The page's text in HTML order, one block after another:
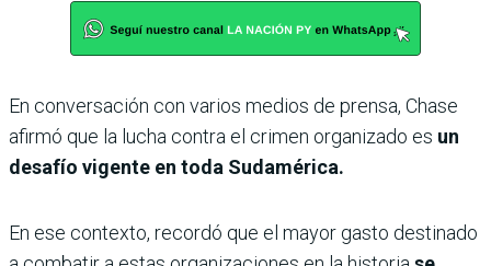
En conversación con varios medios de prensa, Chase
afirmó que la lucha contra el crimen organizado es un
desafío vigente en toda Sudamérica.
En ese contexto, recordó que el mayor gasto destinado